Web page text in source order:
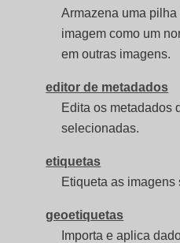
Armazena uma
imagem como um
em outras imagens.
editor de metadados
Edita os metadados
selecionadas.
etiquetas
Etiqueta as imagens
geoetiquetas
Importa e aplica